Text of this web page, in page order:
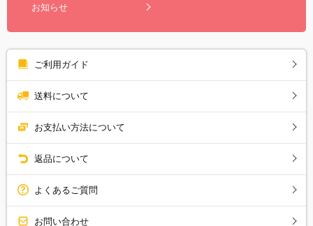
お知らせ
ご利用ガイド
送料について
お支払い方法について
返品について
よくあるご質問
お問い合わせ